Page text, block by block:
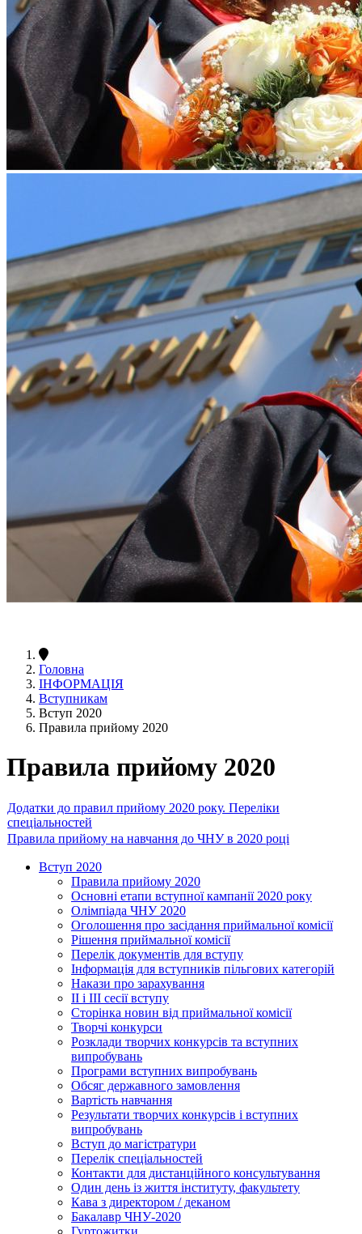
Головна
ІНФОРМАЦІЯ
Вступникам
Вступ 2020
Правила прийому 2020
Правила прийому 2020
Додатки до правил прийому 2020 року. Переліки
спеціальностей
Правила прийому на навчання до ЧНУ в 2020 році
Вступ 2020
Правила прийому 2020
Основні етапи вступної кампанії 2020 року
Олімпіада ЧНУ 2020
Оголошення про засідання приймальної комісії
Рішення приймальної комісії
Перелік документів для вступу
Інформація для вступників пільгових категорій
Накази про зарахування
ІІ і ІІІ сесії вступу
Сторінка новин від приймальної комісії
Творчі конкурси
Розклади творчих конкурсів та вступних
випробувань
Програми вступних випробувань
Обсяг державного замовлення
Вартість навчання
Результати творчих конкурсів і вступних
випробувань
Вступ до магістратури
Перелік спеціальностей
Контакти для дистанційного консультування
Один день із життя інституту, факультету
Кава з директором / деканом
Бакалавр ЧНУ-2020
Гуртожитки